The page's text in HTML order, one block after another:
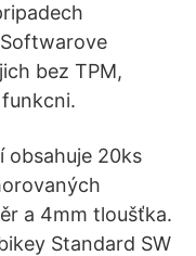
bez TPM,
obsahuje 20ks
a 4mm tloušťka.
Standard SW